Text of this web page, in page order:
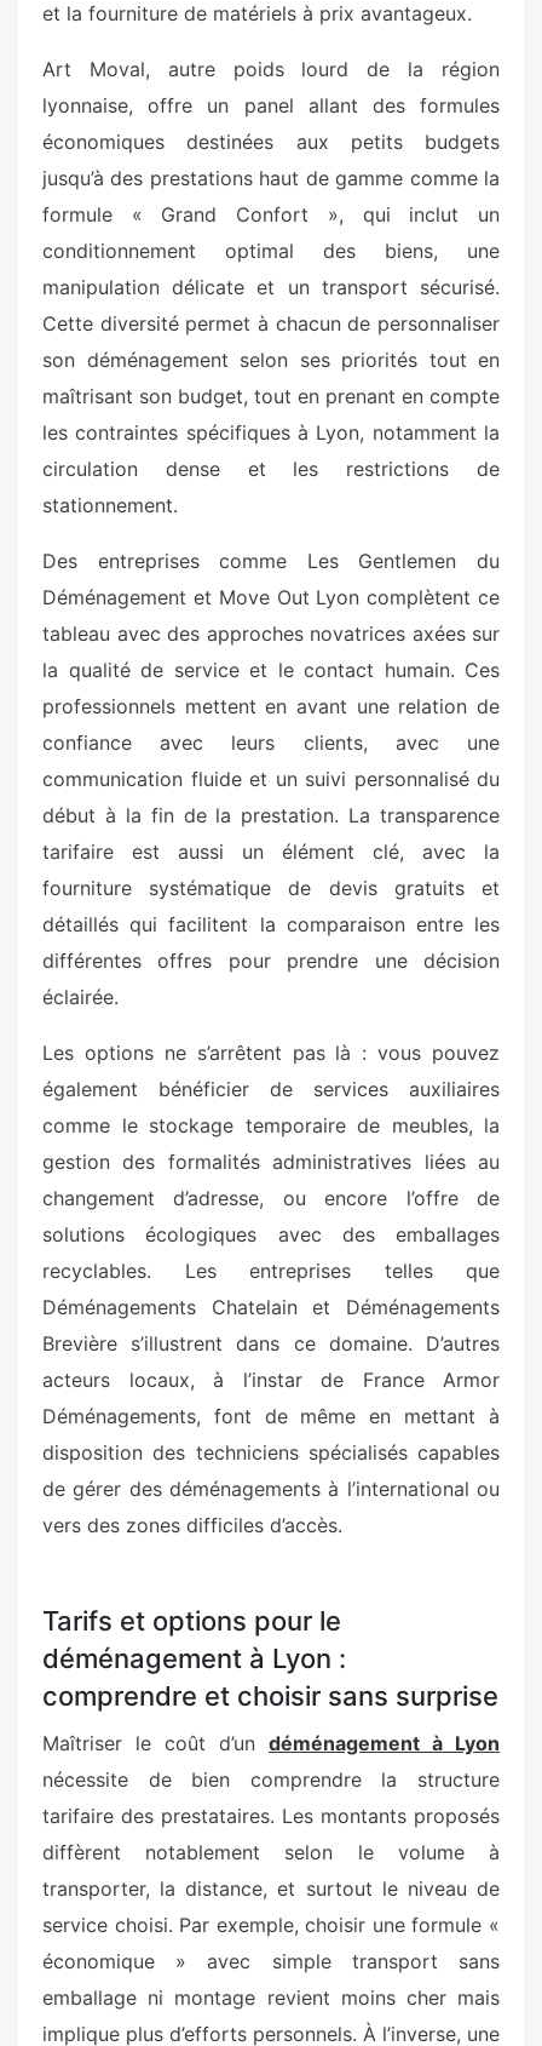
et la fourniture de matériels à prix avantageux.
Art Moval, autre poids lourd de la région
lyonnaise, offre un panel allant des formules
économiques destinées aux petits budgets
jusqu’à des prestations haut de gamme comme la
formule « Grand Confort », qui inclut un
conditionnement optimal des biens, une
manipulation délicate et un transport sécurisé.
Cette diversité permet à chacun de personnaliser
son déménagement selon ses priorités tout en
maîtrisant son budget, tout en prenant en compte
les contraintes spécifiques à Lyon, notamment la
circulation dense et les restrictions de
stationnement.
Des entreprises comme Les Gentlemen du
Déménagement et Move Out Lyon complètent ce
tableau avec des approches novatrices axées sur
la qualité de service et le contact humain. Ces
professionnels mettent en avant une relation de
confiance avec leurs clients, avec une
communication fluide et un suivi personnalisé du
début à la fin de la prestation. La transparence
tarifaire est aussi un élément clé, avec la
fourniture systématique de devis gratuits et
détaillés qui facilitent la comparaison entre les
différentes offres pour prendre une décision
éclairée.
Les options ne s’arrêtent pas là : vous pouvez
également bénéficier de services auxiliaires
comme le stockage temporaire de meubles, la
gestion des formalités administratives liées au
changement d’adresse, ou encore l’offre de
solutions écologiques avec des emballages
recyclables. Les entreprises telles que
Déménagements Chatelain et Déménagements
Brevière s’illustrent dans ce domaine. D’autres
acteurs locaux, à l’instar de France Armor
Déménagements, font de même en mettant à
disposition des techniciens spécialisés capables
de gérer des déménagements à l’international ou
vers des zones difficiles d’accès.
Tarifs et options pour le
déménagement à Lyon :
comprendre et choisir sans surprise
Maîtriser le coût d’un déménagement à Lyon
nécessite de bien comprendre la structure
tarifaire des prestataires. Les montants proposés
diffèrent notablement selon le volume à
transporter, la distance, et surtout le niveau de
service choisi. Par exemple, choisir une formule «
économique » avec simple transport sans
emballage ni montage revient moins cher mais
implique plus d’efforts personnels. À l’inverse, une